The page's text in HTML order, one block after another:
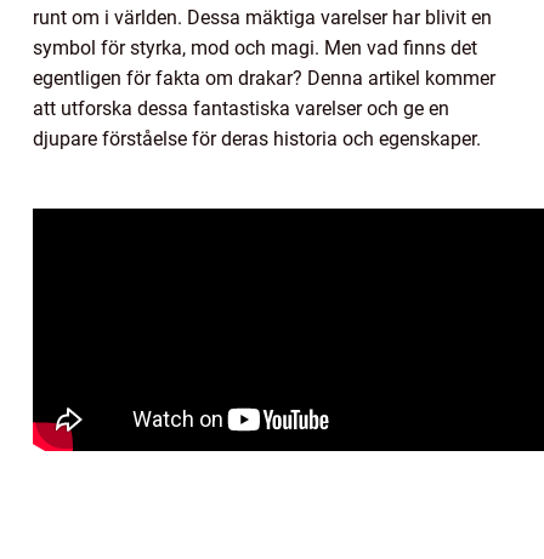
runt om i världen. Dessa mäktiga varelser har blivit en
symbol för styrka, mod och magi. Men vad finns det
egentligen för fakta om drakar? Denna artikel kommer
att utforska dessa fantastiska varelser och ge en
djupare förståelse för deras historia och egenskaper.